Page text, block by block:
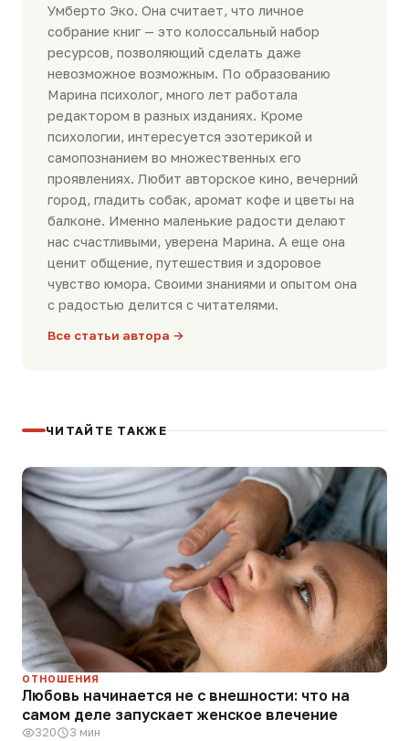
Умберто Эко. Она считает, что личное
собрание книг — это колоссальный набор
ресурсов, позволяющий сделать даже
невозможное возможным. По образованию
Марина психолог, много лет работала
редактором в разных изданиях. Кроме
психологии, интересуется эзотерикой и
самопознанием во множественных его
проявлениях. Любит авторское кино, вечерний
город, гладить собак, аромат кофе и цветы на
балконе. Именно маленькие радости делают
нас счастливыми, уверена Марина. А еще она
ценит общение, путешествия и здоровое
чувство юмора. Своими знаниями и опытом она
с радостью делится с читателями.
Все статьи автора →
ЧИТАЙТЕ ТАКЖЕ
ОТНОШЕНИЯ
Любовь начинается не с внешности: что на
самом деле запускает женское влечение
320 3 мин